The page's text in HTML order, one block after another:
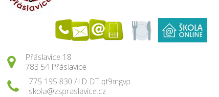
Přáslavice 18
783 54 Přáslavice
775 195 830 / ID DT qt9mgvp
skola@zspraslavice.cz